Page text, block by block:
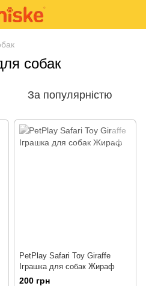
собак
За популярністю
PetPlay Safari Toy Giraffe
Іграшка для собак Жираф
200 грн